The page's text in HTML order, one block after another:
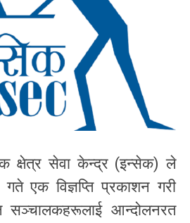
क्षेत्र सेवा केन्द्र (इन्सेक) ले
एक विज्ञप्ति प्रकाशन गरी
सञ्चालकहरूलाई आन्दोलनरत